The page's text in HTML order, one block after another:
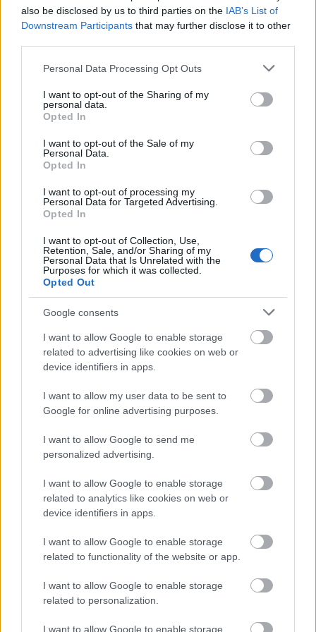
also be disclosed by us to third parties on the IAB’s List of
Downstream Participants that may further disclose it to other
Please note that this website/app uses one or more Google
not limited to your visit or usage behaviour. You may click to
grant or deny consent to Google and its third-party tags to
use your data for below specified purposes in below Google
consent section.
Personal Data Processing Opt Outs
I want to opt-out of the Sharing of my
personal data.
Opted In
I want to opt-out of the Sale of my
Personal Data.
Opted In
I want to opt-out of processing my
Personal Data for Targeted Advertising.
Opted In
I want to opt-out of Collection, Use,
Retention, Sale, and/or Sharing of my
Personal Data that Is Unrelated with the
Purposes for which it was collected.
Opted Out
Google consents
I want to allow Google to enable storage
related to advertising like cookies on web or
device identifiers in apps.
I want to allow my user data to be sent to
Google for online advertising purposes.
I want to allow Google to send me
personalized advertising.
I want to allow Google to enable storage
related to analytics like cookies on web or
device identifiers in apps.
I want to allow Google to enable storage
related to functionality of the website or app.
I want to allow Google to enable storage
related to personalization.
I want to allow Google to enable storage
einen Hash-Wert eines Textes in einer bestimmten Kodierung
berechnen müssen, sollten Sie stattdessen eine Datei
Über den SHA3-384-Hash-
Ich bin weder Mathematiker noch Kryptograf, daher
dass sie auch für Nicht-Mathematiker verständlich
ist. Wer eine wissenschaftlich exakte, ausführliche
mathematische Erklärung bevorzugt, findet diese
auf zahlreichen Webseiten.
Anders als die vorherigen SHA-Familien (SHA-1 und
SHA-2), die man mit einem Mixer vergleichen
könnte, funktioniert SHA-3 eher wie ein Schwamm.
diese Weise lässt sich in drei Hauptschritte
unterteilen:
Schritt 1 – Absorptionsphase
Stellen Sie sich vor, Sie gießen Wasser (Ihre
Daten) auf einen Schwamm. Der Schwamm
saugt das Wasser nach und nach auf.
Teile zerlegt und in einen internen
„Schwamm“ (ein großes Bit-Array)